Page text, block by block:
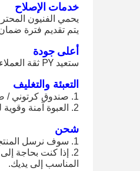
خدمات الإصلاح
يحمي الفنيون
يتم تقديم فترة
أعلى جودة
ستعيد PY ثقة العملاء الجدد والقدامى من خلال المنتجات عالية الجودة والأكثر فعالية من حيث التكلفة والدعم الفني الأكثر اكتمالاً.
التعبئة والتغليف
1. صندوق كرتوني / صندوق خشبي / حزمة حسب طلب الزبون.
2. العبوة آمنة وقوية للغاية ، نضمن لك توصيل المنتج إليك بحالة جيدة.
شحن
1. سوف نرسل المنتجات إلى المكان المخصص لك عن طريق FedEx / UPS / DHL / EMS في الوقت المناسب.
2. إذا كنت بحاجة
المناسب إلى يديك.